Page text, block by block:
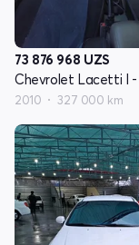
73 876 968 UZS
Chevrolet Lacetti I -
2010 327 000 km